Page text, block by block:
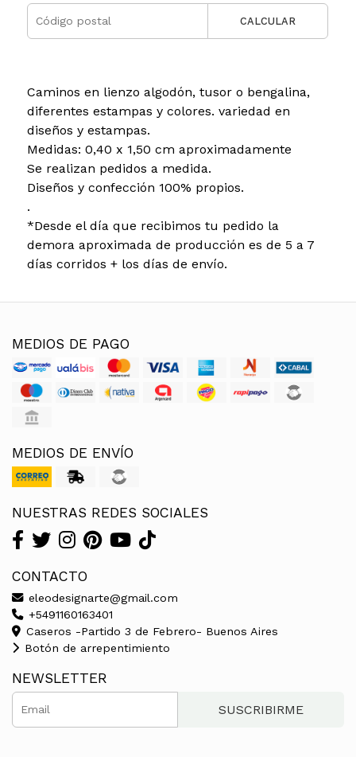
CALCULAR
Caminos en lienzo algodón, tusor o bengalina,
diferentes estampas y colores. variedad en
diseños y estampas.
Medidas: 0,40 x 1,50 cm aproximadamente
Se realizan pedidos a medida.
Diseños y confección 100% propios.
.
*Desde el día que recibimos tu pedido la
demora aproximada de producción es de 5 a 7
días corridos + los días de envío.
MEDIOS DE PAGO
MEDIOS DE ENVÍO
NUESTRAS REDES SOCIALES
CONTACTO
eleodesignarte@gmail.com
+5491160163401
Caseros -Partido 3 de Febrero- Buenos Aires
Botón de arrepentimiento
NEWSLETTER
SUSCRIBIRME